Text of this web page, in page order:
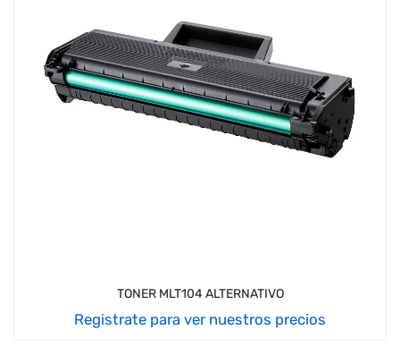
TONER MLT104 ALTERNATIVO
Registrate para ver nuestros precios